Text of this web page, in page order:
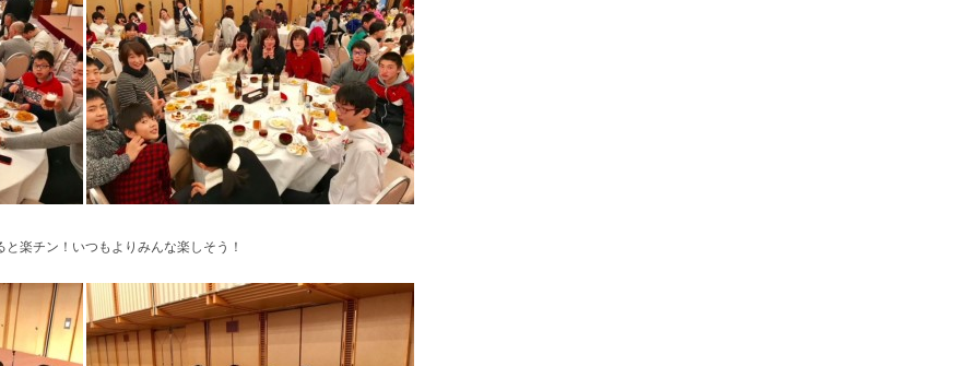
と楽チン！いつもよりみんな楽しそう！